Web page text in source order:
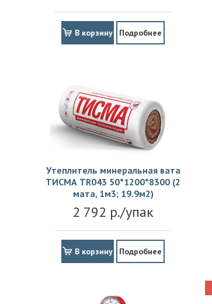
В корзину Подробнее
Утеплитель минеральная вата
ТИСМА TR043 50*1200*8300 (2
мата, 1м3; 19.9м2)
2 792 р./упак
В корзину Подробнее